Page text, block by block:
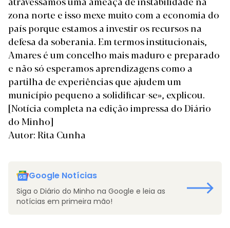
zona norte e isso mexe muito com a economia do
país porque estamos a investir os recursos na
defesa da soberania. Em termos institucionais,
Amares é um concelho mais maduro e preparado
e não só esperamos aprendizagens como a
partilha de experiências que ajudem um
município pequeno a solidificar-se», explicou.
[Notícia completa na edição impressa do Diário
do Minho]
Autor: Rita Cunha
Google Notícias
Siga o Diário do Minho na Google e leia as
notícias em primeira mão!